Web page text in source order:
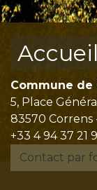
Commune de
5, Place
83570 Correns
+33 4 94 37 21
Contact par